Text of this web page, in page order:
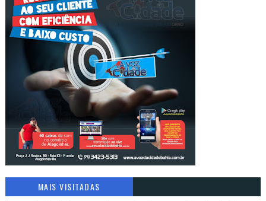
MAIS VISITADAS